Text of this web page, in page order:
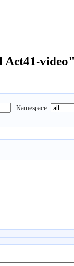
Act41-video"
Namespace: